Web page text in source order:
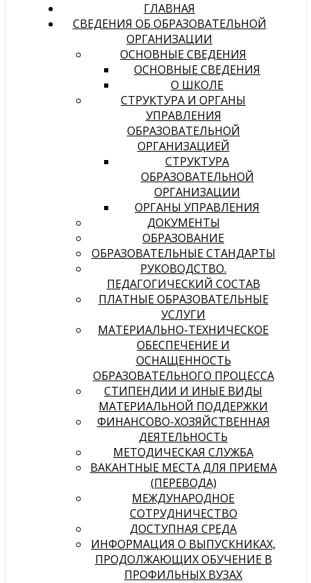
ГЛАВНАЯ
СВЕДЕНИЯ ОБ ОБРАЗОВАТЕЛЬНОЙ
ОРГАНИЗАЦИИ
ОСНОВНЫЕ СВЕДЕНИЯ
ОСНОВНЫЕ СВЕДЕНИЯ
О ШКОЛЕ
СТРУКТУРА И ОРГАНЫ
УПРАВЛЕНИЯ
ОБРАЗОВАТЕЛЬНОЙ
ОРГАНИЗАЦИЕЙ
СТРУКТУРА
ОБРАЗОВАТЕЛЬНОЙ
ОРГАНИЗАЦИИ
ОРГАНЫ УПРАВЛЕНИЯ
ДОКУМЕНТЫ
ОБРАЗОВАНИЕ
ОБРАЗОВАТЕЛЬНЫЕ СТАНДАРТЫ
РУКОВОДСТВО.
ПЕДАГОГИЧЕСКИЙ СОСТАВ
ПЛАТНЫЕ ОБРАЗОВАТЕЛЬНЫЕ
УСЛУГИ
МАТЕРИАЛЬНО-ТЕХНИЧЕСКОЕ
ОБЕСПЕЧЕНИЕ И
ОСНАЩЕННОСТЬ
ОБРАЗОВАТЕЛЬНОГО ПРОЦЕССА
СТИПЕНДИИ И ИНЫЕ ВИДЫ
МАТЕРИАЛЬНОЙ ПОДДЕРЖКИ
ФИНАНСОВО-ХОЗЯЙСТВЕННАЯ
ДЕЯТЕЛЬНОСТЬ
МЕТОДИЧЕСКАЯ СЛУЖБА
ВАКАНТНЫЕ МЕСТА ДЛЯ ПРИЕМА
(ПЕРЕВОДА)
МЕЖДУНАРОДНОЕ
СОТРУДНИЧЕСТВО
ДОСТУПНАЯ СРЕДА
ИНФОРМАЦИЯ О ВЫПУСКНИКАХ,
ПРОДОЛЖАЮЩИХ ОБУЧЕНИЕ В
ПРОФИЛЬНЫХ ВУЗАХ